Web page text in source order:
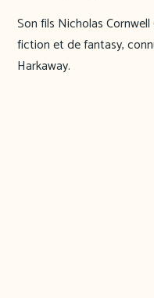
Son fils Nicholas
fiction et de fantasy,
Harkaway.